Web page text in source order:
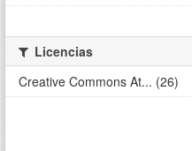
Licencias
Creative Commons At... (26)